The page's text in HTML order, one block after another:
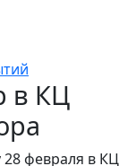
в КЦ
28 февраля в КЦ